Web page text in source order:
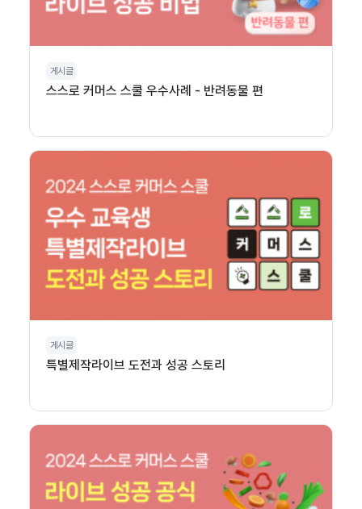
게시글
스스로 커머스 스쿨 우수사례 - 반려동물 편
게시글
특별제작라이브 도전과 성공 스토리